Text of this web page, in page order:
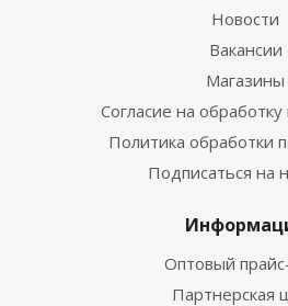
Новости
Вакансии
Магазины
Согласие на
Политика обработки
Подписаться на
Оптовый
Партнерская